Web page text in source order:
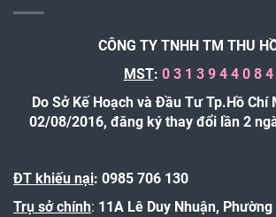
CÔNG TY TNHH TM THU
MST: 0 3 1 3 9 4 4 0 8 4
Do Sở Kế Hoạch và Đầu Tư Tp.Hồ Chí
02/08/2016, đăng ký thay đổi lần 2
ĐT khiếu nại: 0985 706 130
Trụ sở chính: 11A Lê Duy Nhuận, Phường